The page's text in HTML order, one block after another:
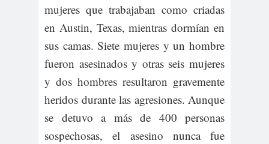
mujeres que trabajaban como criadas
en Austin, Texas, mientras dormían en
sus camas. Siete mujeres y un hombre
fueron asesinados y otras seis mujeres
y dos hombres resultaron gravemente
heridos durante las agresiones. Aunque
se detuvo a más de 400 personas
sospechosas, el asesino nunca fue